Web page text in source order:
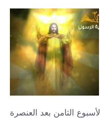
الأسبوع الثامن بعد العنصرة